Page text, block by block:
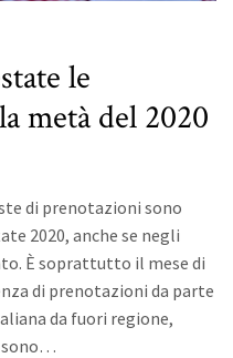
le
metà del 2020
di prenotazioni sono
2020, anche se negli
È soprattutto il mese di
di prenotazioni da parte
da fuori regione,
sono…